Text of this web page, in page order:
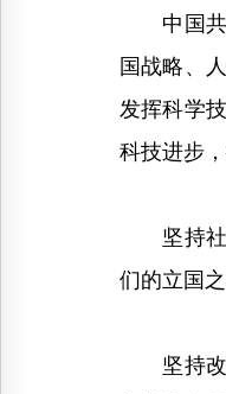
中国共产
国战略、
发挥科学
科技进步
坚持社会
们的立国
坚持改革